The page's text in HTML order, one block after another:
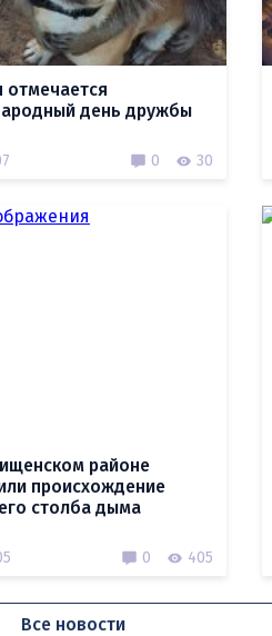
отмечается
день дружбы
0 30
районе
происхождение
столба дыма
0 405
Все новости